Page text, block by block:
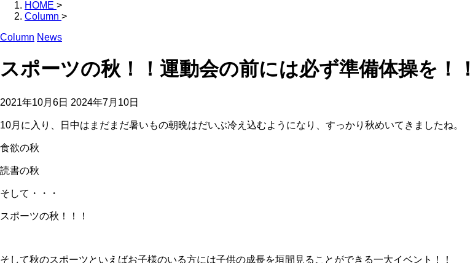
HOME >
Column >
Column News
スポーツの秋！！運動会の前には必ず準備体操を！！
2021年10月6日 2024年7月10日
10月に入り、日中はまだまだ暑いもの朝晩はだいぶ冷え込むようになり、すっかり秋めいてきましたね。
食欲の秋
読書の秋
そして・・・
スポーツの秋！！！
そして秋のスポーツといえばお子様のいる方には子供の成長を垣間見ることができる一大イベント！！